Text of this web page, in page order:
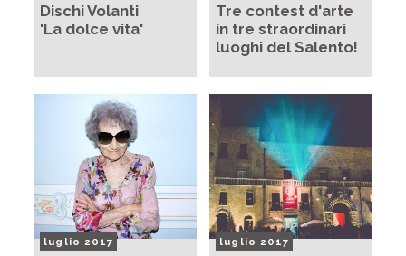
Dischi Volanti
'La dolce vita'
Tre contest d'arte
in tre straordinari
luoghi del Salento!
luglio 2017 luglio 2017